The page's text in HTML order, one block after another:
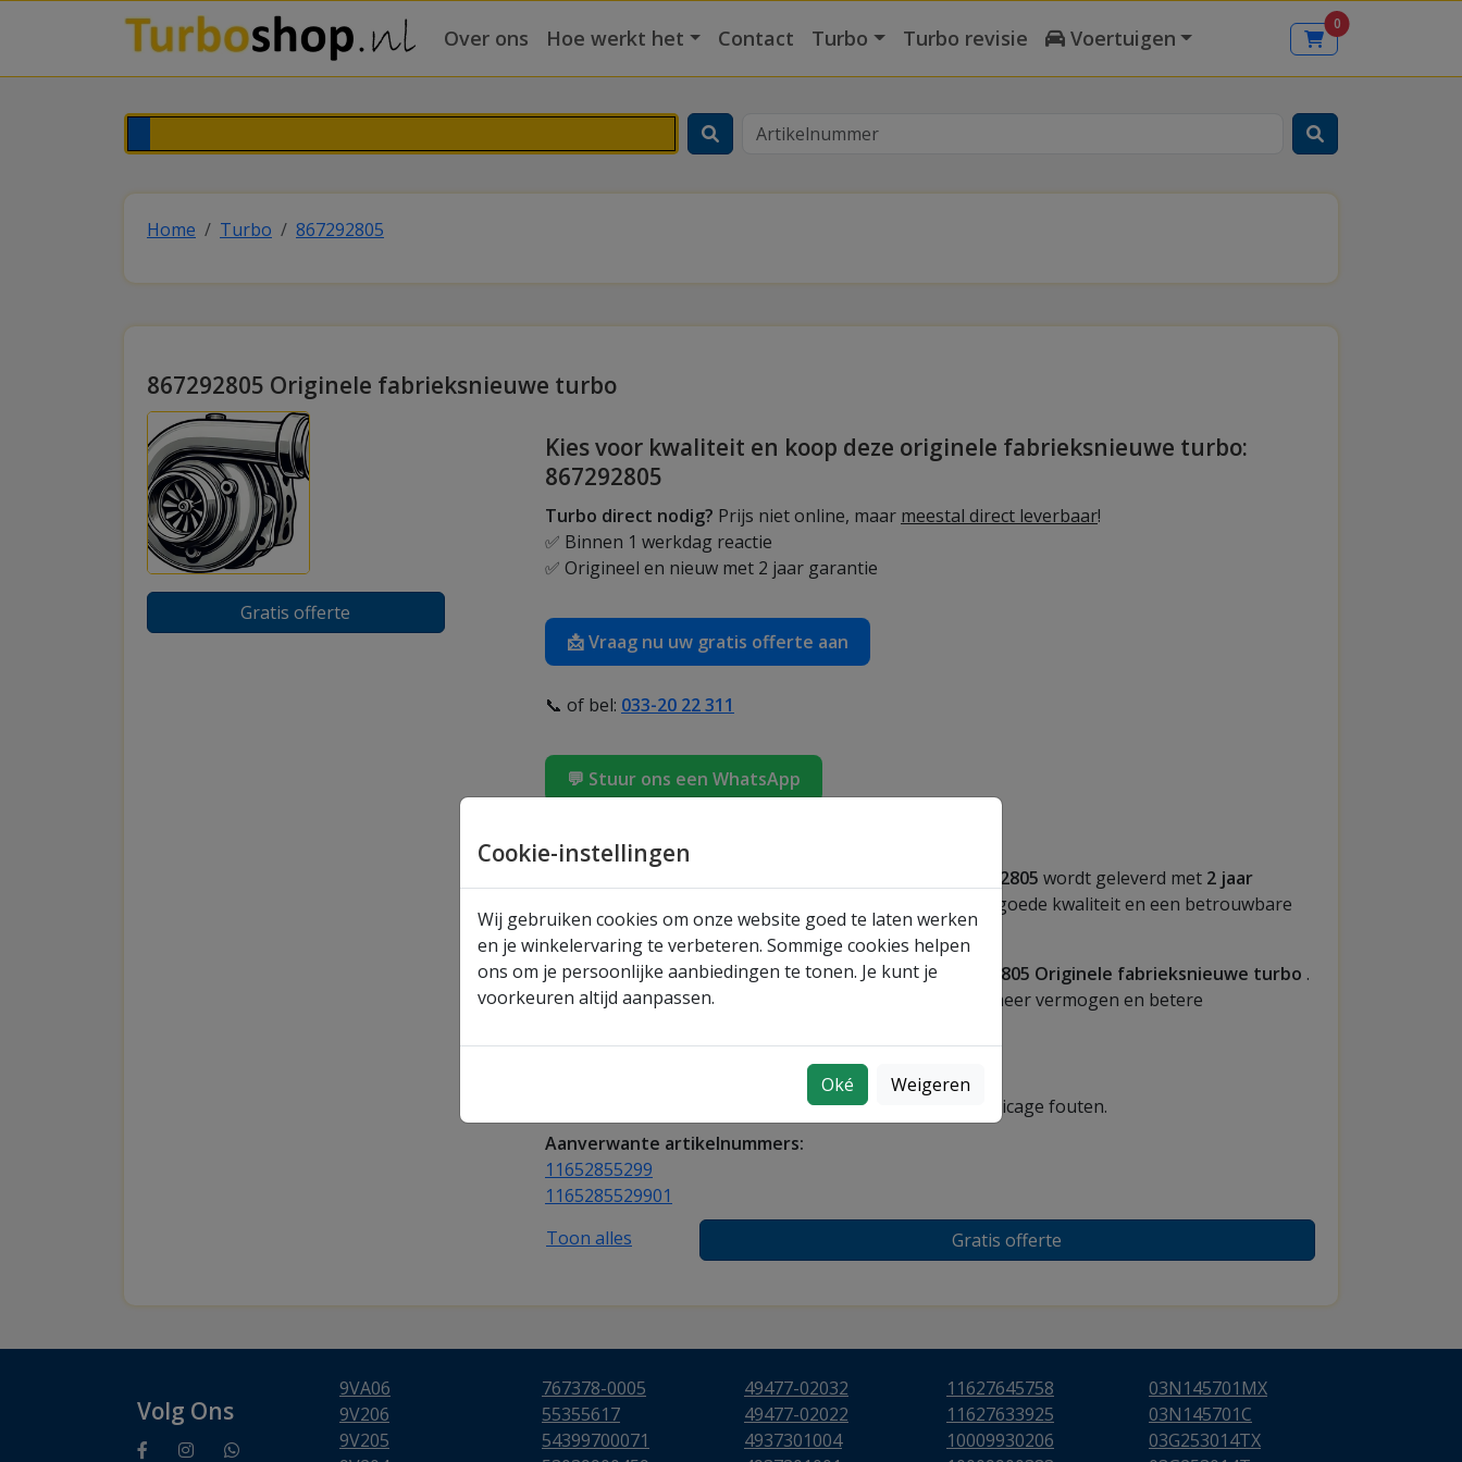
Over ons Hoe werkt het Contact Turbo Turbo revisie Voertuigen
0
Cookie-instellingen
Wij gebruiken cookies om onze website goed te laten werken
en je winkelervaring te verbeteren. Sommige cookies helpen
ons om je persoonlijke aanbiedingen te tonen. Je kunt je
voorkeuren altijd aanpassen.
Oké Weigeren
Home Turbo 867292805
867292805 Originele fabrieksnieuwe turbo
Gratis offerte
Kies voor kwaliteit en koop deze originele fabrieksnieuwe turbo:
867292805
Turbo direct nodig? Prijs niet online, maar meestal direct leverbaar!
✅ Binnen 1 werkdag reactie
✅ Origineel en nieuw met 2 jaar garantie
📩 Vraag nu uw gratis offerte aan
📞 of bel: 033-20 22 311
💬 Stuur ons een WhatsApp
Turbo: 867292805
867292805 wordt geleverd met 2 jaar
, waardoor u verzekerd bent van een goede kwaliteit en een betrouwbare
werking.
Optimaliseer de prestaties van uw motor met de
867292805 Originele fabrieksnieuwe turbo .
Bestel vandaag nog en ervaar direct de voordelen van meer vermogen en betere
2 jaar fabrieksgarantie op constructie en fabricage fouten.
Aanverwante artikelnummers:
11652855299
1165285529901
Toon alles
Gratis offerte
Volg Ons
9VA06
9V206
9V205
767378-0005
55355617
54399700071
49477-02032
49477-02022
4937301004
11627645758
11627633925
10009930206
03N145701MX
03N145701C
03G253014TX